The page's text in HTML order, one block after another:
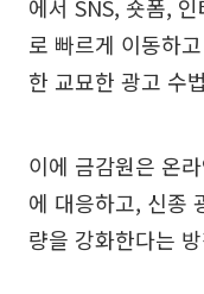
에서 SNS, 숏폼,
로 빠르게 이동하
한 교묘한 광고 수
이에 금감원은 온
에 대응하고, 신종
량을 강화한다는